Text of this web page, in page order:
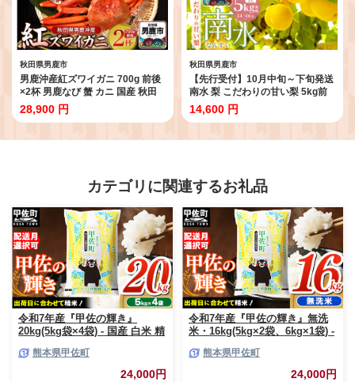
秋田県男鹿市
男鹿沖産紅ズワイガニ 700g 前後
×2杯 男鹿なび 蟹 カニ 国産 秋田
ずわい蟹 ずわいガニ [新鮮 冷蔵
便]
28,900 円
秋田県男鹿市
【先行受付】10月中旬～下旬発送
南水 梨 こだわりの甘い梨 5kg前
後 3L 14～16玉 産地直送 旬の果
物 ギフト 秋田県 男鹿市 [日本梨
イ]
14,600 円
カテゴリに関連するお礼品
令和7年産『甲佐の輝き』
20kg(5kg袋×4袋) - 国産 白米 精
訳あり 厳選 マイスター 生活応
援 ひのひかり 森のくまさん お
熊本県甲佐町
24,000円
令和7年産『甲佐の輝き』無洗
米・16kg(5kg×2袋、6kg×1袋) -
米 複数原料米 訳あり 厳選 マイ
スター 生活応援 ひのひかり 森
熊本県甲佐町
24,000円